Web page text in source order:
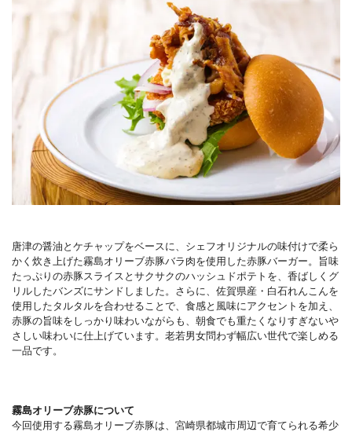
唐津の醤油とケチャップをベースに、シェフオリジナルの味付けで柔ら
かく炊き上げた霧島オリーブ赤豚バラ肉を使用した赤豚バーガー。旨味
たっぷりの赤豚スライスとサクサクのハッシュドポテトを、香ばしくグ
リルしたバンズにサンドしました。さらに、佐賀県産・白石れんこんを
使用したタルタルを合わせることで、食感と風味にアクセントを加え、
赤豚の旨味をしっかり味わいながらも、朝食でも重たくなりすぎないや
さしい味わいに仕上げています。老若男女問わず幅広い世代で楽しめる
一品です。
霧島オリーブ赤豚について
今回使用する霧島オリーブ赤豚は、宮崎県都城市周辺で育てられる希少